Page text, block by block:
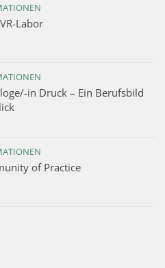
Labor
in Druck – Ein Berufsbild
of Practice